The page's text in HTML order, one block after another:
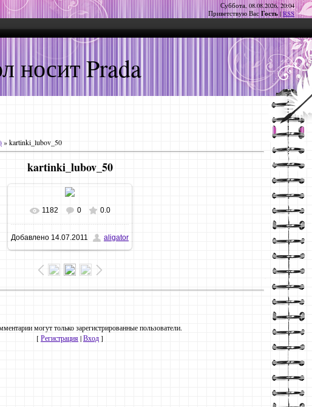
Суббота, 08.08.2026, 20:04
Приветствую Вас Гость | RSS
носит Prada
» kartinki_lubov_50
kartinki_lubov_50
В реальном размере
700x525 / 78.6Kb
1182 0 0.0
Добавлено 14.07.2011 aligator
могут только зарегистрированные пользователи.
[Регистрация|Вход]